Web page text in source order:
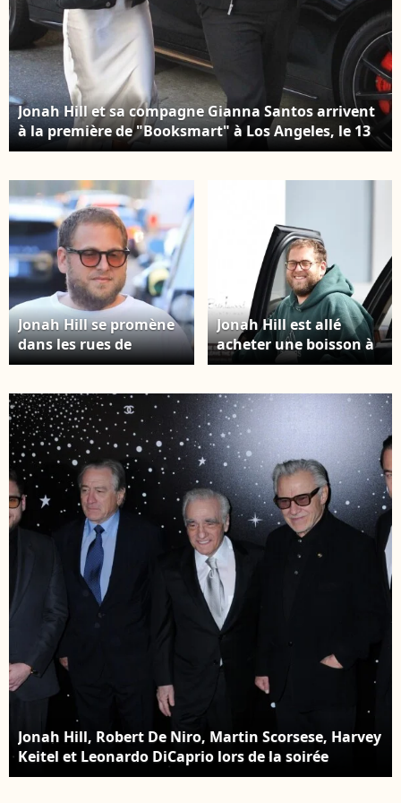
Jonah Hill et sa compagne Gianna Santos arrivent
à la première de "Booksmart" à Los Angeles, le 13
mai 2019.
Jonah Hill se promène
dans les rues de
Beverly Hills. Une fois à
l'acteur en profite pour
fumer une cigarette, le
14 août 2019.
Jonah Hill est allé
acheter une boisson à
emporter à Los
2019
Jonah Hill, Robert De Niro, Martin Scorsese, Harvey
Keitel et Leonardo DiCaprio lors de la soirée
Museum of Modern Art Film benefit presented by